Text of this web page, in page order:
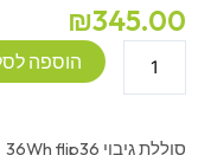
₪345.00
גיבוי
הוספה
סוללת גיבוי 36Wh flip36